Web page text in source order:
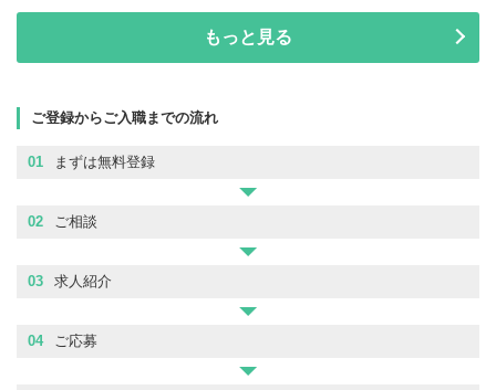
もっと見る
ご登録からご入職までの流れ
01 まずは無料登録
02 ご相談
03 求人紹介
04 ご応募